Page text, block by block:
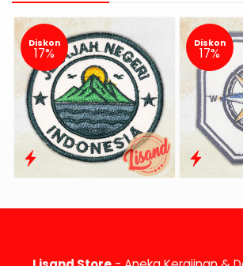
Diskon
17%
Diskon
17%